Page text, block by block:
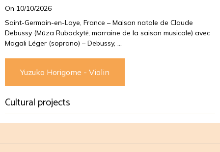
On 10/10/2026
Saint-Germain-en-Laye, France – Maison natale de Claude
Debussy (Mūza Rubackytė, marraine de la saison musicale) avec
Magali Léger (soprano) – Debussy, ...
Yuzuko Horigome - Violin
Cultural projects